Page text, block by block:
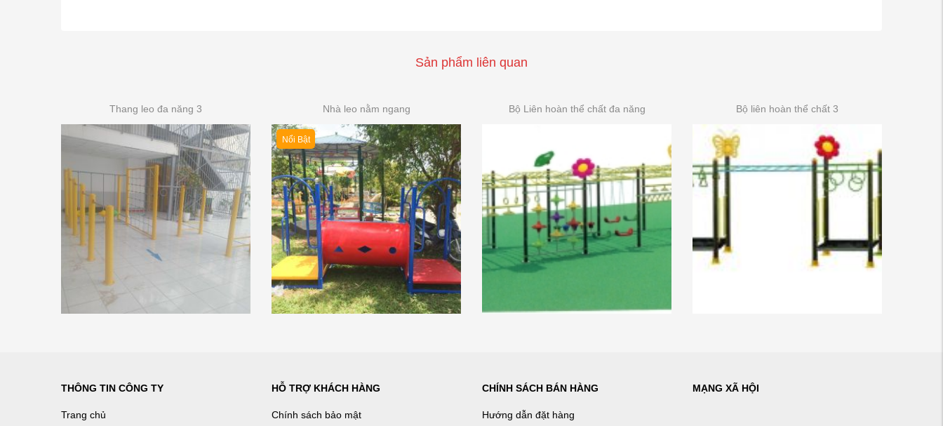
Sản phẩm liên quan
Thang leo đa năng 3 Nhà leo nằm ngang
Nổi Bật
Bộ Liên hoàn thể chất đa năng Bộ liên hoàn thể chất 3
THÔNG TIN CÔNG TY
Trang chủ
HỖ TRỢ KHÁCH HÀNG
Chính sách bảo mật
CHÍNH SÁCH BÁN HÀNG
Hướng dẫn đặt hàng
MẠNG XÃ HỘI